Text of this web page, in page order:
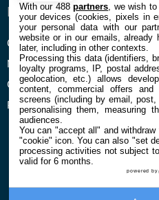
ENTREPRISE
Qui sommes nous
Mentions légales et CGU
Confidentialité et Cookies
Préférences cookies
With our 488partners , we wish
your devices (cookies, pixels in
your personal data with our
website or in our emails,
later, including in other contexts.
Processing this data (identifiers,
loyalty programs, IP, postal
geolocation, etc.) allows
content, commercial offers
screens (including by email,
personalising them, measuring
audiences.
You can "accept all" and
"cookie" icon. You can also "set
processing activities not subject
valid for 6 months.
powered by